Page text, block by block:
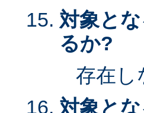
対象と
るか?
存在し
対象と